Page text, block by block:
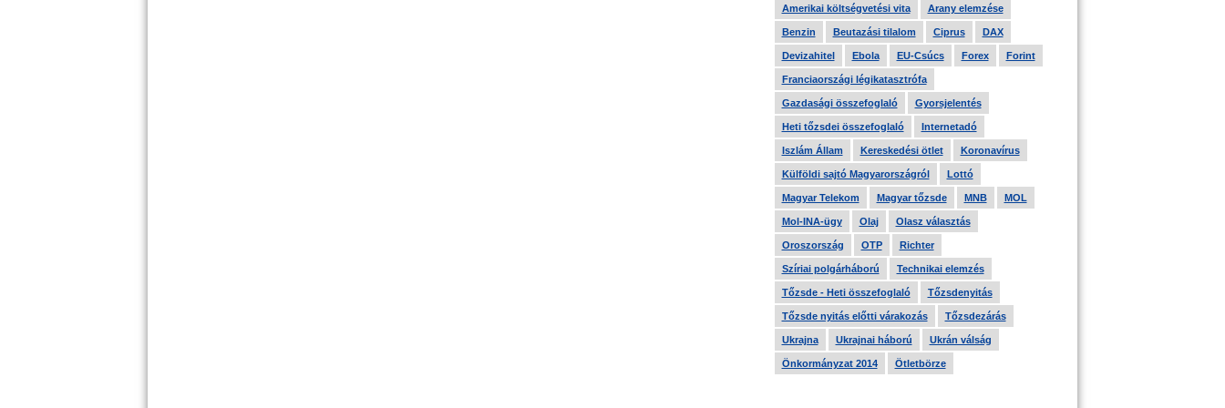
Amerikai költségvetési vita Arany elemzése
Benzin Beutazási tilalom Ciprus DAX
Devizahitel Ebola EU-Csúcs Forex Forint
Franciaországi légikatasztrófa
Gazdasági összefoglaló Gyorsjelentés
Heti tőzsdei összefoglaló Internetadó
Iszlám Állam Kereskedési ötlet Koronavírus
Külföldi sajtó Magyarországról Lottó
Magyar Telekom Magyar tőzsde MNB MOL
Mol-INA-ügy Olaj Olasz választás
Oroszország OTP Richter
Szíriai polgárháború Technikai elemzés
Tőzsde - Heti összefoglaló Tőzsdenyitás
Tőzsde nyitás előtti várakozás Tőzsdezárás
Ukrajna Ukrajnai háború Ukrán válság
Önkormányzat 2014 Ötletbörze